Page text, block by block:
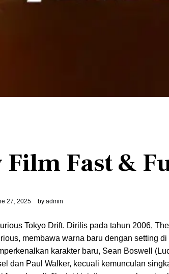
Film Fast &
27, 2025 by admin
Tokyo Drift. Dirilis pada tahun 2006,
membawa warna baru dengan setting
karakter baru, Sean Boswell
dan Paul Walker, kecuali kemunculan